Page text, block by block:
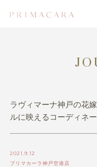
ラヴィマーナ神戸の花
ルに映えるコーディネ
2021.9.12
プリマカーラ神戸空港店